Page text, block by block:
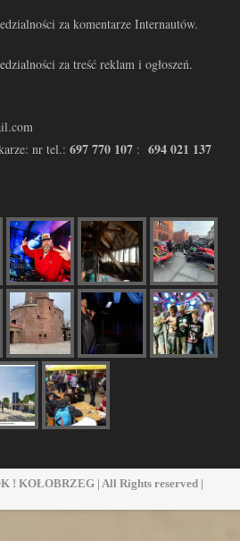
za komentarze Internautów.
za treść reklam i ogłoszeń.
nr tel.: 697 770 107 : 694 021 137
! KOŁOBRZEG | All Rights reserved |